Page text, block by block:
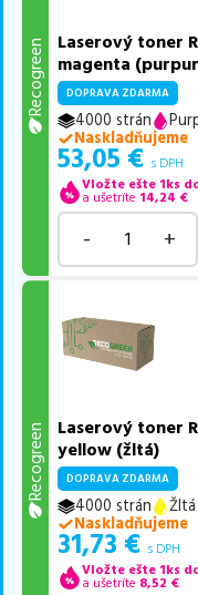
Recogreen Laserový toner
magenta
DOPRAVA ZDARMA
4000 strán
Naskladňujeme
53,05 € s DPH
Vložte ešte 1ks
a ušetríte 14,24 €
- +
Recogreen Laserový toner
yellow (žltá)
DOPRAVA ZDARMA
4000 strán
Žltá
Naskladňujeme
31,73 € s DPH
Vložte ešte 1ks
a ušetríte 8,52 €